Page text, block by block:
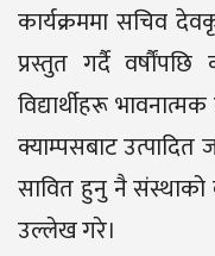
कार्यक्रममा सचिव
प्रस्तुत गर्दै
विद्यार्थीहरू
क्याम्पसबाट
सावित हुनु नै
उल्लेख गरे।